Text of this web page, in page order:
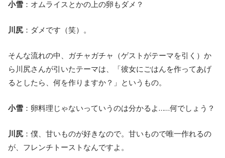
小雪 ：オムライスとかの上の卵もダメ？
川尻：ダメです（笑）。
そんな流れの中、ガチャガチャ（ゲストがテーマを引く）か
ら川尻さんが引いたテーマは、「彼女にごはんを作ってあげ
るとしたら、何を作りますか？」というもの。
小雪 ：卵料理じゃないっていうのは分かるよ……何でしょう？
川尻：僕、甘いものが好きなので。甘いもので唯一作れるの
が、フレンチトーストなんですよ。